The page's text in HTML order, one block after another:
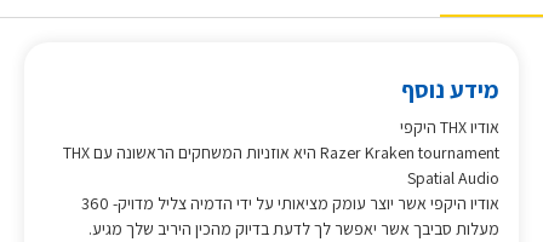
מידע נוסף
אודיו THX היקפי
Razer Kraken tournament היא אוזניות המשחקים הראשונה עם THX
Spatial Audio
אודיו היקפי אשר יוצר עומק מציאותי על ידי הדמיה צליל מדויק- 360
מעלות סביבך אשר יאפשר לך לדעת בדיוק מהכין היריב שלך מגיע.